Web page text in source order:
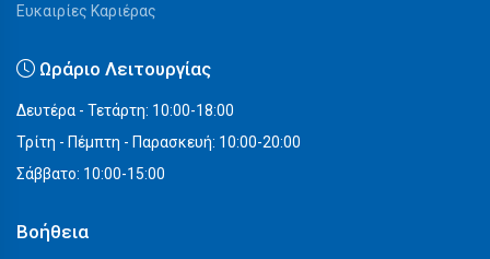
Ευκαιρίες Καριέρας
Ωράριο Λειτουργίας
Δευτέρα - Τετάρτη: 10:00-18:00
Τρίτη - Πέμπτη - Παρασκευή: 10:00-20:00
Σάββατο: 10:00-15:00
Βοήθεια